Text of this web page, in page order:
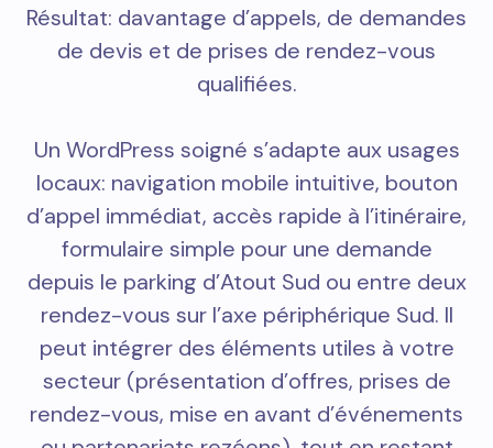
Résultat: davantage d’appels, de demandes
de devis et de prises de rendez-vous
qualifiées.
Un WordPress soigné s’adapte aux usages
locaux: navigation mobile intuitive, bouton
d’appel immédiat, accès rapide à l’itinéraire,
formulaire simple pour une demande
depuis le parking d’Atout Sud ou entre deux
rendez-vous sur l’axe périphérique Sud. Il
peut intégrer des éléments utiles à votre
secteur (présentation d’offres, prises de
rendez-vous, mise en avant d’événements